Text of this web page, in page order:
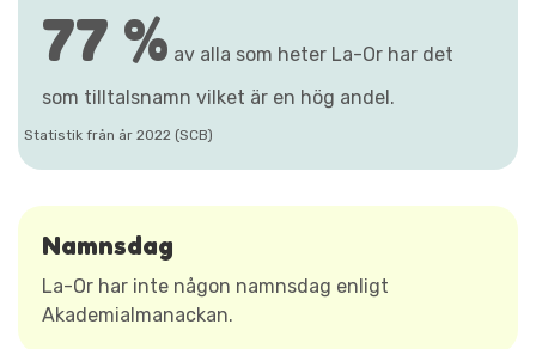
77 % av alla som heter La-Or har det
som tilltalsnamn vilket är en hög andel.
Statistik från år 2022 (SCB)
Namnsdag
La-Or har inte någon namnsdag enligt
Akademialmanackan.